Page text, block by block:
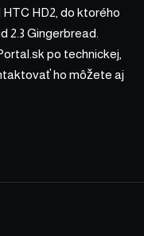
HD2, do ktorého
2.3 Gingerbread.
po technickej,
ho môžete aj